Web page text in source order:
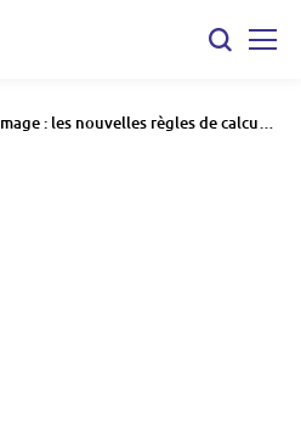
: les nouvelles règles de calcul